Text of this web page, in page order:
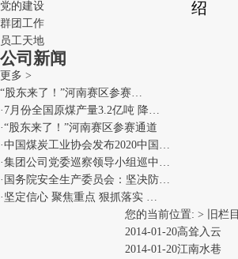
绍
党的建设
群团工作
员工天地
公司新闻
更多 >
“股东来了！”河南赛区参赛…
· 7月份全国原煤产量3.2亿吨 降…
·“股东来了！”河南赛区参赛通道
·中国煤炭工业协会发布2020中国…
·集团公司党委巡察领导小组巡中…
· 国务院安全生产委员会：坚决防…
· 坚定信心 聚焦重点 狠抓落实 …
您的当前位置: >
旧栏目
2014-01-20高耸入云
2014-01-20江南水巷